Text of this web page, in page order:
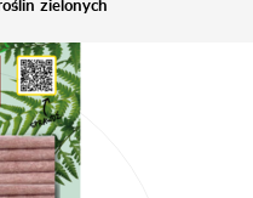
zielonych